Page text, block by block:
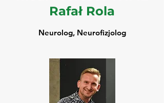
Rafał Rola
Neurolog, Neurofizjolog